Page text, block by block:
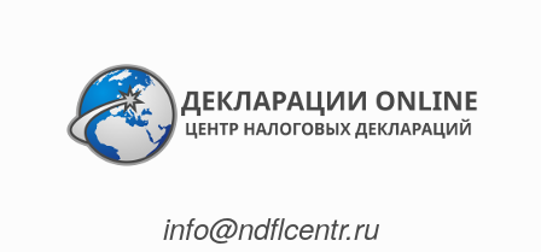
info@ndflcentr.ru